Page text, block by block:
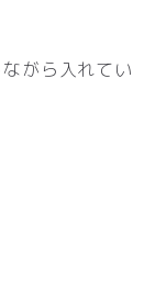
がら入れてい